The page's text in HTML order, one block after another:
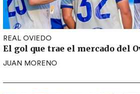
REAL OVIEDO
El gol que trae el mercado del
JUAN MORENO